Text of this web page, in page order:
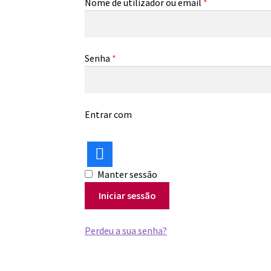
Senha *
Entrar com
Manter sessão
Iniciar sessão
Perdeu a sua senha?